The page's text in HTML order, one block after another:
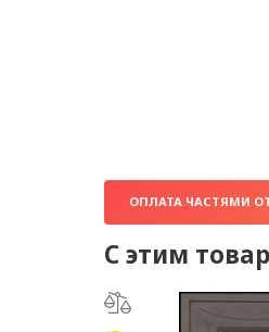
ОПЛАТА ЧАСТЯМИ
С этим